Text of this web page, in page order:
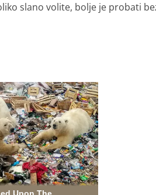
slano volite, bolje je probati